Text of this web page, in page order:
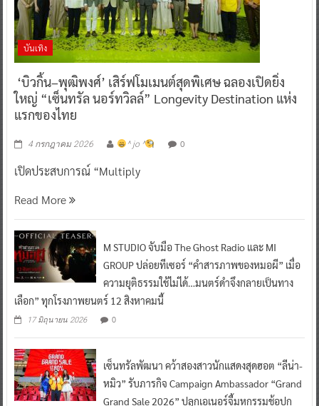
บันเทิง
‘บิวกิ้น–พุฒิพงศ์’ เสิร์ฟโมเมนต์สุดพิเศษ ฉลองเปิดยิ่ง
ใหญ่ “เซ็นทรัล นอร์ทวิลล์” Longevity Destination แห่ง
แรกของไทย
4 กรกฎาคม 2026 ^ jo ^ 0
เปิดประสบการณ์ “Multiply
Read More
M STUDIO จับมือ The Ghost Radio และ MI
GROUP ปล่อยทีเซอร์ “คำสารภาพของหมอผี” เมื่อ
ความยุติธรรมใช้ไม่ได้…มนตร์ดำจึงกลายเป็นทาง
เลือก” ทุกโรงภาพยนตร์ 12 สิงหาคมนี้
17 มิถุนายน 2026 0
เซ็นทรัลพัฒนา คว้าสองสาวนักแสดงสุดฮอต “ลีน่า-
หมิว” รับภารกิจ Campaign Ambassador “Grand
Grand Sale 2026” ปลุกเอเนอร์จี้มหกรรมช้อปก